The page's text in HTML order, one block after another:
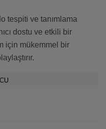
tespiti ve tanımlama
dostu ve etkili bir
için mükemmel bir